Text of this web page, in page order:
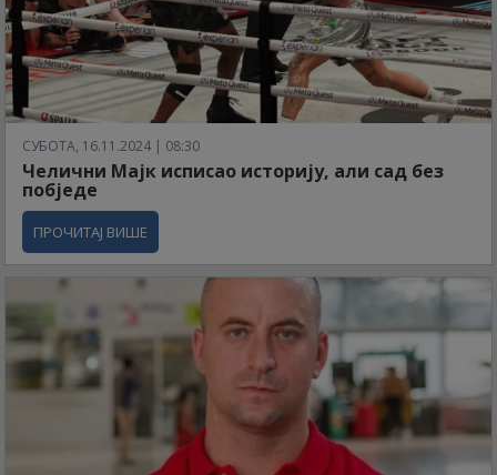
СУБОТА, 16.11.2024 | 08:30
Челични Мајк исписао историју, али сад без
побједе
ПРОЧИТАЈ ВИШЕ